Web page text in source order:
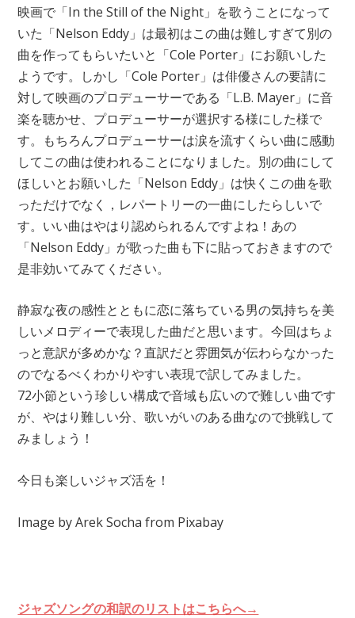
映画で「In the Still of the Night」を歌うことになって
いた「Nelson Eddy」は最初はこの曲は難しすぎて別の
曲を作ってもらいたいと「Cole Porter」にお願いした
ようです。しかし「Cole Porter」は俳優さんの要請に
対して映画のプロデューサーである「L.B. Mayer」に音
楽を聴かせ、プロデューサーが選択する様にした様で
す。もちろんプロデューサーは涙を流すくらい曲に感動
してこの曲は使われることになりました。別の曲にして
ほしいとお願いした「Nelson Eddy」は快くこの曲を歌
っただけでなく，レパートリーの一曲にしたらしいで
す。いい曲はやはり認められるんですよね！あの
「Nelson Eddy」が歌った曲も下に貼っておきますので
是非効いてみてください。
静寂な夜の感性とともに恋に落ちている男の気持ちを美
しいメロディーで表現した曲だと思います。今回はちょ
っと意訳が多めかな？直訳だと雰囲気が伝わらなかった
のでなるべくわかりやすい表現で訳してみました。
72小節という珍しい構成で音域も広いので難しい曲です
が、やはり難しい分、歌いがいのある曲なので挑戦して
みましょう！
今日も楽しいジャズ活を！
Image by Arek Socha from Pixabay
ジャズソングの和訳のリストはこちらへ→